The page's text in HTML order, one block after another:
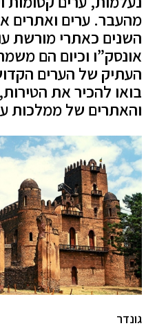
מהעבר. ערים ואתרים
השנים כאתרי מורשת
אונסק”ו וכיום הם
העתיק של הערים
בואו להכיר את
והאתרים של ממלכות
גונדר